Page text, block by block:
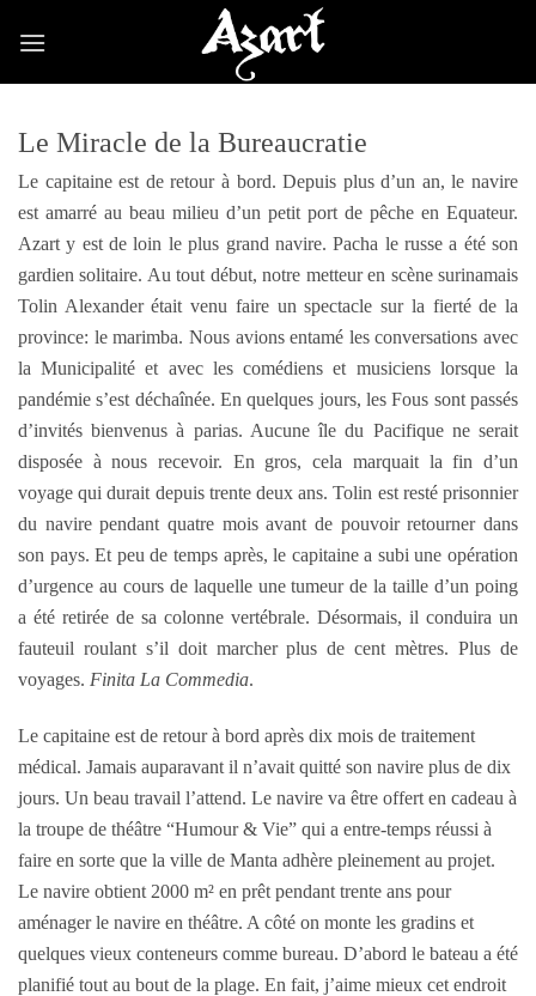
Le Miracle de la Bureaucratie
Le capitaine est de retour à bord. Depuis plus d’un an, le navire
est amarré au beau milieu d’un petit port de pêche en Equateur.
Azart y est de loin le plus grand navire. Pacha le russe a été son
gardien solitaire. Au tout début, notre metteur en scène surinamais
Tolin Alexander était venu faire un spectacle sur la fierté de la
province: le marimba. Nous avions entamé les conversations avec
la Municipalité et avec les comédiens et musiciens lorsque la
pandémie s’est déchaînée. En quelques jours, les Fous sont passés
d’invités bienvenus à parias. Aucune île du Pacifique ne serait
disposée à nous recevoir. En gros, cela marquait la fin d’un
voyage qui durait depuis trente deux ans. Tolin est resté prisonnier
du navire pendant quatre mois avant de pouvoir retourner dans
son pays. Et peu de temps après, le capitaine a subi une opération
d’urgence au cours de laquelle une tumeur de la taille d’un poing
a été retirée de sa colonne vertébrale. Désormais, il conduira un
fauteuil roulant s’il doit marcher plus de cent mètres. Plus de
voyages. Finita La Commedia.
Le capitaine est de retour à bord après dix mois de traitement
médical. Jamais auparavant il n’avait quitté son navire plus de dix
jours. Un beau travail l’attend. Le navire va être offert en cadeau à
la troupe de théâtre “Humour & Vie” qui a entre-temps réussi à
faire en sorte que la ville de Manta adhère pleinement au projet.
Le navire obtient 2000 m² en prêt pendant trente ans pour
aménager le navire en théâtre. A côté on monte les gradins et
quelques vieux conteneurs comme bureau. D’abord le bateau a été
planifié tout au bout de la plage. En fait, j’aime mieux cet endroit